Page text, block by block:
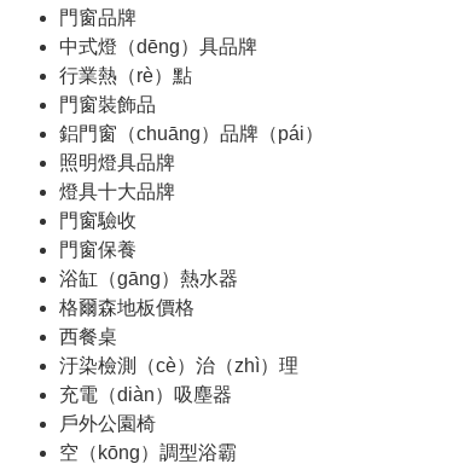
門窗品牌
中式燈（dēng）具品牌
行業熱（rè）點
門窗裝飾品
鋁門窗（chuāng）品牌（pái）
照明燈具品牌
燈具十大品牌
門窗驗收
門窗保養
浴缸（gāng）熱水器
格爾森地板價格
西餐桌
汙染檢測（cè）治（zhì）理
充電（diàn）吸塵器
戶外公園椅
空（kōng）調型浴霸